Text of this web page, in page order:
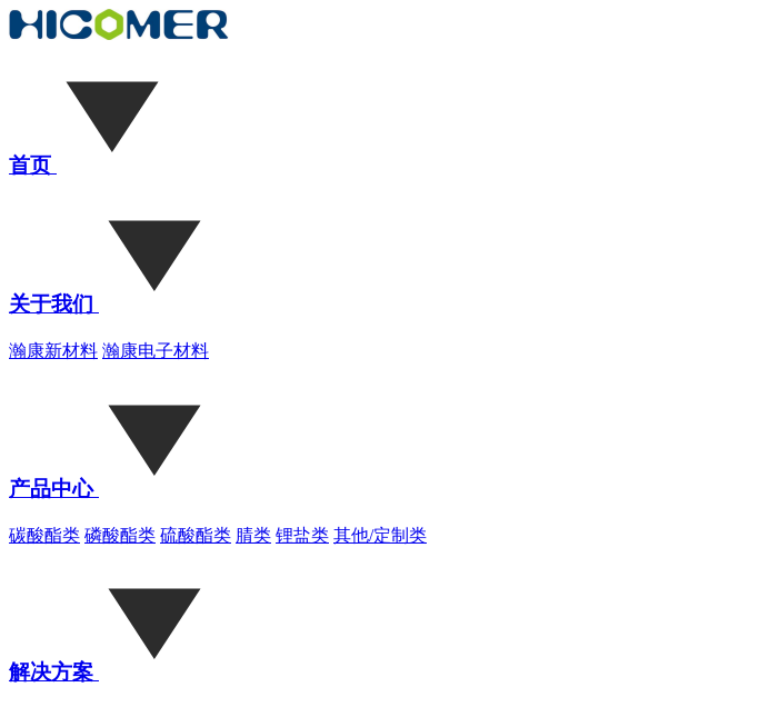
首页
关于我们
瀚康新材料 瀚康电子材料
产品中心
碳酸酯类 磷酸酯类 硫酸酯类 腈类 锂盐类 其他/定制类
解决方案